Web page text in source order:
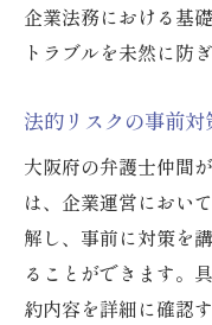
企業法務における基
トラブルを未然に防
法的リスクの事前対
大阪府の弁護士仲間
は、企業運営におい
解し、事前に対策を
ることができます。
約内容を詳細に確認